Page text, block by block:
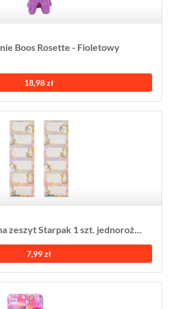
Boos Rosette - Fioletowy
18,98 zł
zeszyt Starpak 1 szt. jednoroż...
7,99 zł